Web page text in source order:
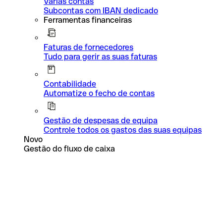
Subcontas com IBAN dedicado
Ferramentas financeiras
Faturas de fornecedores
Tudo para gerir as suas faturas
Contabilidade
Automatize o fecho de contas
Gestão de despesas de equipa
Controle todos os gastos das suas equipas
Novo
Gestão do fluxo de caixa